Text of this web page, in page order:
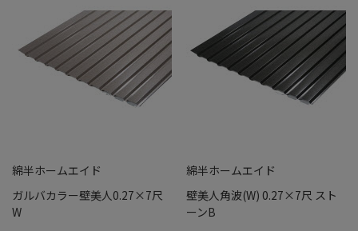
綿半ホームエイド
ガルバカラー壁美人0.27×7尺
W
綿半ホームエイド
壁美人角波(W) 0.27×7尺 スト
ーンB